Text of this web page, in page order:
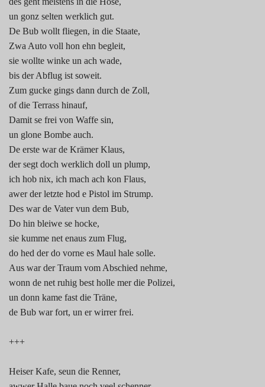
un gonz selten werklich gut.
De Bub wollt fliegen, in die Staate,
Zwa Auto voll hon ehn begleit,
sie wollte winke un ach wade,
bis der Abflug ist soweit.
Zum gucke gings dann durch de Zoll,
of die Terrass hinauf,
Damit se frei von Waffe sin,
un glone Bombe auch.
De erste war de Krämer Klaus,
der segt doch werklich doll un plump,
ich hob nix, ich mach ach kon Flaus,
awer der letzte hod e Pistol im Strump.
Des war de Vater vun dem Bub,
Do hin bleiwe se hocke,
sie kumme net enaus zum Flug,
do hed der do vorne es Maul hale solle.
Aus war der Traum vom Abschied nehme,
wonn de net ruhig best holle mer die Polizei,
un donn kame fast die Träne,
de Bub war fort, un er wirrer frei.
+++
Heiser Kafe, seun die Renner,